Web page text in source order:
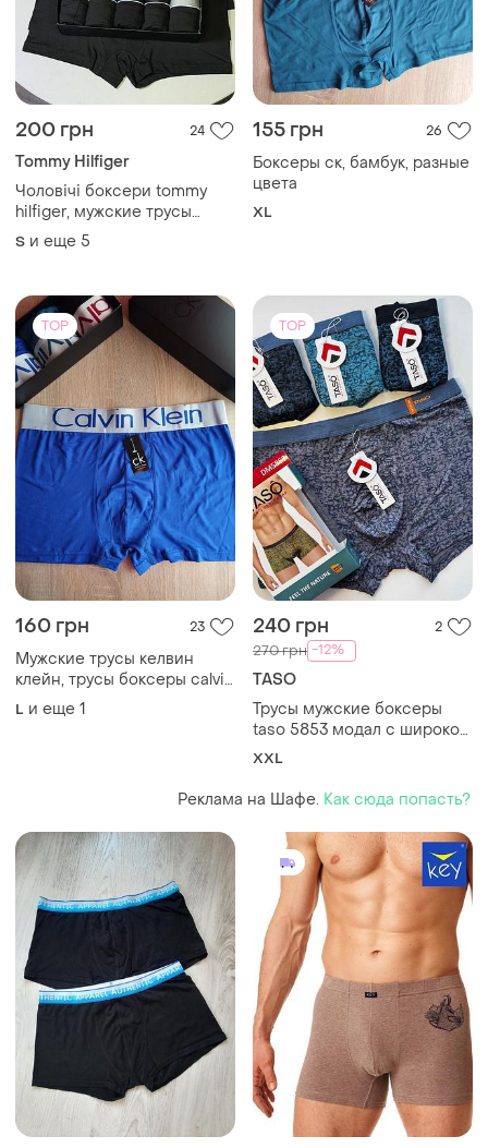
200 грн 24
Tommy Hilfiger
Чоловічі боксери tommy
hilfiger, мужские трусы
tommy hilfiger
S и еще 5
155 грн 26
Боксеры ск, бамбук, разные
цвета
XL
TOP
160 грн 23
Мужские трусы келвин
клейн, трусы боксеры calvin
klein, мужские боксеры
L и еще 1
TOP
240 грн 2
270 грн -12%
TASO
Трусы мужские боксеры
taso 5853 модал с широкой
резинкой. размер 2xl
XXL
Реклама на Шафе. Как сюда попасть?